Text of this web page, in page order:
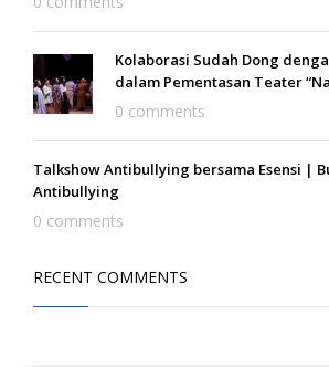
Kolaborasi Sudah Dong
dalam Pementasan Teater
0 comments
Talkshow Antibullying bersama Esensi |
Antibullying
0 comments
RECENT COMMENTS